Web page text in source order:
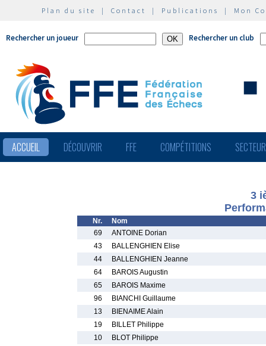
Plan du site | Contact | Publications | Mon
Rechercher un joueur Rechercher un club
ACCUEIL DÉCOUVRIR FFE COMPÉTITIONS
3
Nr.
Nom
69
ANTOINE Dorian
43
BALLENGHIEN Elise
44
BALLENGHIEN Jeanne
64
BAROIS Augustin
65
BAROIS Maxime
96
BIANCHI Guillaume
13
BIENAIME Alain
19
BILLET Philippe
10
BLOT Philippe